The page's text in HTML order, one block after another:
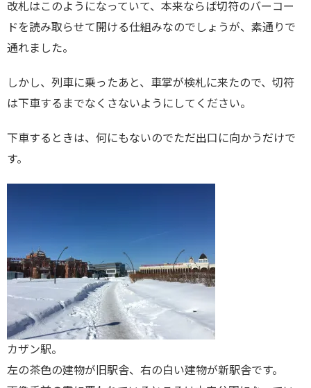
改札はこのようになっていて、本来ならば切符のバーコー
ドを読み取らせて開ける仕組みなのでしょうが、素通りで
通れました。
しかし、列車に乗ったあと、車掌が検札に来たので、切符
は下車するまでなくさないようにしてください。
下車するときは、何にもないのでただ出口に向かうだけで
す。
カザン駅。
左の茶色の建物が旧駅舎、右の白い建物が新駅舎です。